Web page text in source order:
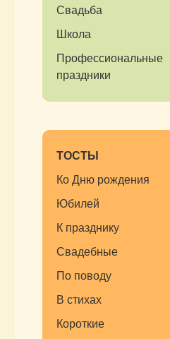
Свадьба
Школа
Профессиональные
праздники
ТОСТЫ
Ко Дню рождения
Юбилей
К празднику
Свадебные
По поводу
В стихах
Короткие